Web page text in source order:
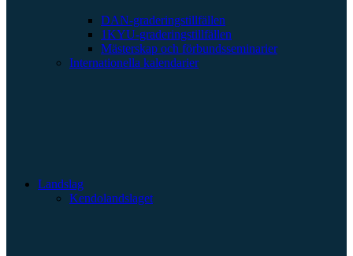
DAN-graderingstillfällen
1KYU-graderingstillfällen
Mästerskap och förbundsseminarier
Internationella kalendarier
Landslag
Kendolandslaget